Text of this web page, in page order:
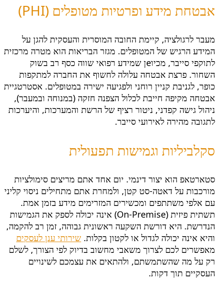
אבטחת מידע ופרטיות מטופלים (PHI)
מעבר לרגולציה, קיימת החובה המוסרית והעסקית להגן על
המידע הרגיש של המטופלים. מגזר הבריאות הוא מטרה מרכזית
לתוקפי סייבר, מכיוeן שמידע רפואי שווה כסף רב בשוק
השחור. פרצת אבטחה עלולה לחשוף את החברה למתקפות
כופר, לגניבת קניין רוחני ולפגיעה ישירה במטופלים. אסטרטגיית
אבטחה מקיפה חייבת לכלול הצפנה חזקה (במנוחה ובמעבר),
ניהול גישה קפדני, ניטור רציף של הרשת והמערכות, והיערכות
לתגובה מהירה לאירועי סייבר.
סקלביליות וגמישות תפעולית
סטארטאפ הוא יצור דינמי. יום אחד אתם מריצים סימולציות
מורכבות על דאטה-סט קטן, ולמחרת אתם מתחילים ניסוי קליני
עם אלפי משתתפים ומכשירים המזרימים מידע בזמן אמת.
תשתית פיזית (On-Premise) אינה יכולה לספק את הגמישות
הנדרשת. היא דורשת השקעה ראשונית גבוהה, זמן רב להקמה,
והיא אינה יכולה לגדול או לקטון בקלות. שירותי ענן לעסקים
מאפשרים לכם לצרוך משאבי מחשוב בדיוק לפי הצורך, לשלם
רק על מה שהשתמשתם, ולהתאים את עצמכם לשינויים
העסקיים תוך דקות.